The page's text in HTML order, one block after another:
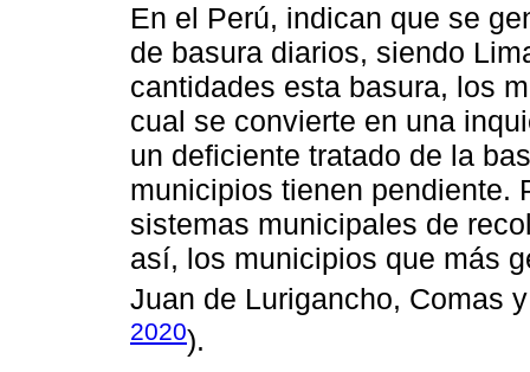
En el Perú, indican que se
de basura diarios, siendo
cantidades esta basura, los
cual se convierte en una
un deficiente tratado de la
municipios tienen pendiente.
sistemas municipales de
así, los municipios que más
Juan de Lurigancho, Comas
2020).